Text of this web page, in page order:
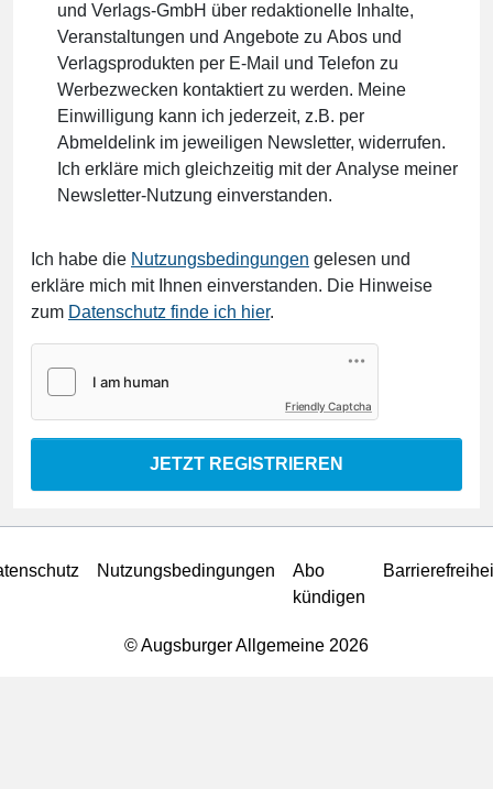
und Verlags-GmbH über redaktionelle Inhalte,
Veranstaltungen und Angebote zu Abos und
Verlagsprodukten per E-Mail und Telefon zu
Werbezwecken kontaktiert zu werden. Meine
Einwilligung kann ich jederzeit, z.B. per
Abmeldelink im jeweiligen Newsletter, widerrufen.
Ich erkläre mich gleichzeitig mit der Analyse meiner
Newsletter-Nutzung einverstanden.
Ich habe die Nutzungsbedingungen gelesen und
erkläre mich mit Ihnen einverstanden. Die Hinweise
zum Datenschutz finde ich hier.
Friendly Captcha
JETZT REGISTRIEREN
Nutzungsbedingungen
Abo
kündigen
© Augsburger Allgemeine 2026